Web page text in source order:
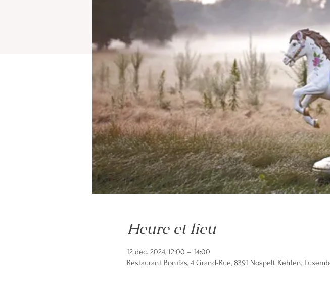
Heure et lieu
12 déc. 2024, 12:00 – 14:00
Restaurant Bonifas, 4 Grand-Rue, 8391 Nospelt Kehlen,